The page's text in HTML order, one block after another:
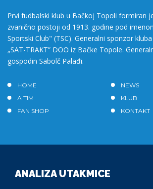
Prvi fudbalski klub u Bačkoj Topoli formiran
zvanično postoji od 1913. godine pod
Sportski Club" (TSC). Generalni sponzor
„SAT-TRAKT” DOO iz Bačke Topole.
gospodin Sabolč Palađi.
HOME
NEWS
A TIM
KLUB
FAN SHOP
KONTAKT
ANALIZA UTAKMICE